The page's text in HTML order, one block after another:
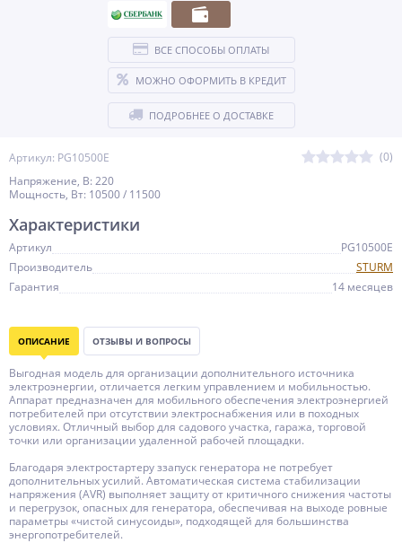
Артикул: PG10500E
(0)
Напряжение, В: 220
Мощность, Вт: 10500 / 11500
ВСЕ СПОСОБЫ ОПЛАТЫ
МОЖНО ОФОРМИТЬ В КРЕДИТ
ПОДРОБНЕЕ О ДОСТАВКЕ
Характеристики
Артикул
PG10500E
Производитель
STURM
Гарантия
14 месяцев
ОПИСАНИЕ ОТЗЫВЫ И ВОПРОСЫ
Выгодная модель для организации дополнительного источника
электроэнергии, отличается легким управлением и мобильностью.
Аппарат предназначен для мобильного обеспечения электроэнергией
потребителей при отсутствии электроснабжения или в походных
условиях. Отличный выбор для садового участка, гаража, торговой
точки или организации удаленной рабочей площадки.
Благодаря электростартеру ззапуск генератора не потребует
дополнительных усилий. Автоматическая система стабилизации
напряжения (AVR) выполняет защиту от критичного снижения частоты
и перегрузок, опасных для генератора, обеспечивая на выходе ровные
параметры «чистой синусоиды», подходящей для большинства
энергопотребителей.